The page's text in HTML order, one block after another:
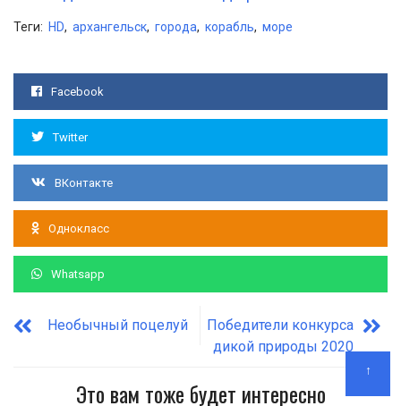
Теги: HD, архангельск, города, корабль, море
Facebook
Twitter
ВКонтакте
Однокласс
Whatsapp
Необычный поцелуй
Победители конкурса
дикой природы 2020
Это вам тоже будет интересно
↑